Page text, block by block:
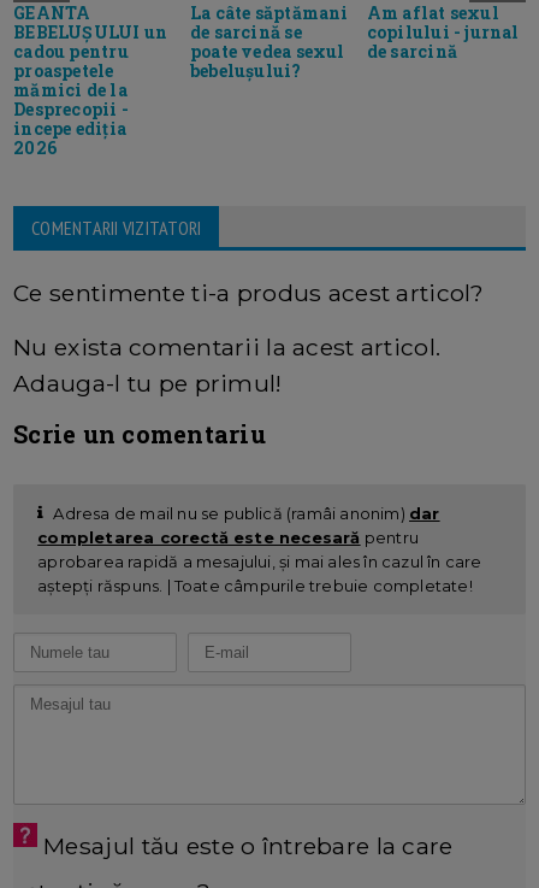
GEANTA
BEBELUȘULUI un
cadou pentru
proaspetele
mămici de la
Desprecopii -
incepe ediția
2026
La câte săptămani
de sarcină se
poate vedea sexul
bebelușului?
Am aflat sexul
copilului - jurnal
de sarcină
COMENTARII VIZITATORI
Ce sentimente ti-a produs acest articol?
Nu exista comentarii la acest articol.
Adauga-l tu pe primul!
Scrie un comentariu
Adresa de mail nu se publică (ramâi anonim) dar
completarea corectă este necesară pentru
aprobarea rapidă a mesajului, și mai ales în cazul în care
aștepți răspuns. | Toate câmpurile trebuie completate!
Mesajul tău este o întrebare la care